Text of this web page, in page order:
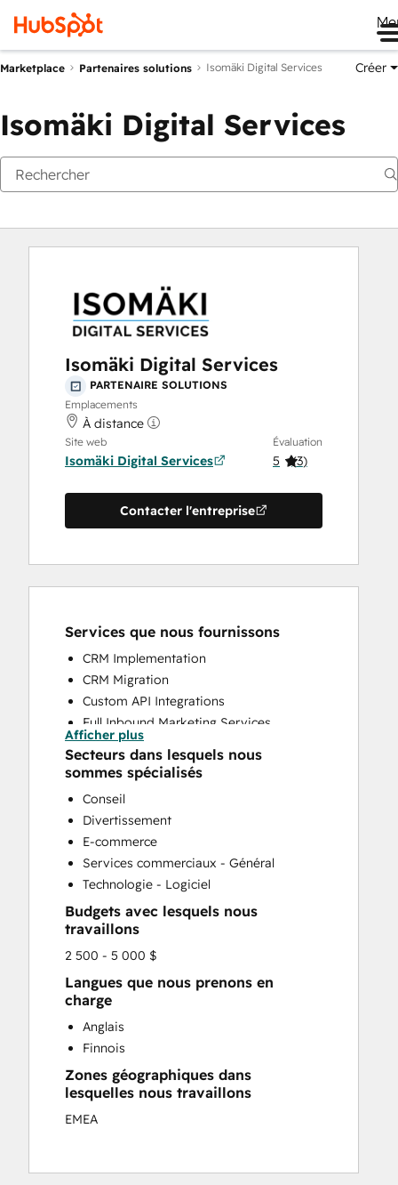
Marketplace Partenaires solutions Isomäki Digital Services Créer
Isomäki Digital Services
Isomäki Digital Services
PARTENAIRE SOLUTIONS
Emplacements
À distance
Site web
Isomäki Digital Services
Évaluation
5 (3)
Contacter l'entreprise
Services que nous fournissons
CRM Implementation
CRM Migration
Custom API Integrations
Full Inbound Marketing Services
Programmable Automation
Search Engine Optimization
Website Design
Website Development
Website Migration
Afficher plus
Secteurs dans lesquels nous
sommes spécialisés
Conseil
Divertissement
E-commerce
Services commerciaux - Général
Technologie - Logiciel
Budgets avec lesquels nous
travaillons
2 500 - 5 000 $
Langues que nous prenons en
charge
Anglais
Finnois
Zones géographiques dans
lesquelles nous travaillons
EMEA